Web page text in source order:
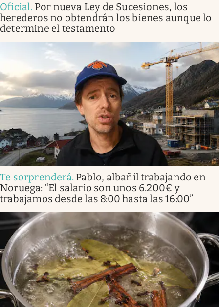
Oficial. Por nueva Ley de Sucesiones, los
herederos no obtendrán los bienes aunque lo
determine el testamento
Te sorprenderá. Pablo, albañil trabajando en
Noruega: “El salario son unos 6.200€ y
trabajamos desde las 8:00 hasta las 16:00”